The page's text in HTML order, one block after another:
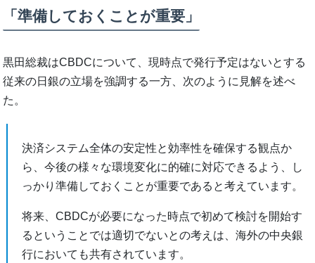
「準備しておくことが重要」
黒田総裁はCBDCについて、現時点で発行予定はないとする
従来の日銀の立場を強調する一方、次のように見解を述べ
た。
決済システム全体の安定性と効率性を確保する観点か
ら、今後の様々な環境変化に的確に対応できるよう、し
っかり準備しておくことが重要であると考えています。
将来、CBDCが必要になった時点で初めて検討を開始す
るということでは適切でないとの考えは、海外の中央銀
行においても共有されています。